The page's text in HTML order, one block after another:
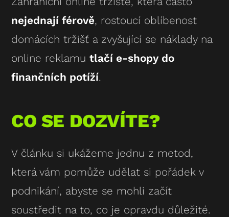
nejednají férově, rostoucí oblíbenost
domácích tržišť a zvyšující se náklady na
online reklamutlačí e-shopy do
finančních potíží.
CO SE DOZVÍTE?
V článku si ukážeme jednu z metod,
která vám pomůže udělat si pořádek v
podnikání, abyste se mohli začít
soustředit na to, co je opravdu důležité.